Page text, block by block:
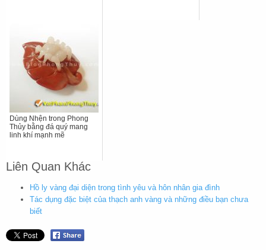
Dùng Nhện trong Phong
Thủy bằng đá quý mang
linh khí mạnh mẽ
Liên Quan Khác
Hồ ly vàng đại diện trong tình yêu và hôn nhân gia đình
Tác dụng đặc biệt của thạch anh vàng và những điều bạn chưa
biết